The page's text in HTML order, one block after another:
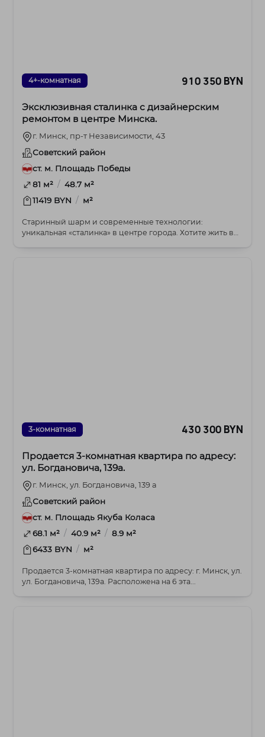
4+-комнатная 910 350 BYN
Эксклюзивная сталинка с дизайнерским
ремонтом в центре Минска.
г. Минск, пр-т Независимости, 43
Советский район
ст. м. Площадь Победы
81 м² / 48.7 м²
11419 BYN / м²
Старинный шарм и современные технологии:
уникальная «сталинка» в центре города. Хотите жить в
3-комнатная 430 300 BYN
Продается 3-комнатная квартира по адресу:
ул. Богдановича, 139а.
г. Минск, ул. Богдановича, 139 а
Советский район
ст. м. Площадь Якуба Коласа
68.1 м² / 40.9 м² / 8.9 м²
6433 BYN / м²
Продается 3-комнатная квартира по адресу: г. Минск, ул.
ул. Богдановича, 139а. Расположена на 6 эта...